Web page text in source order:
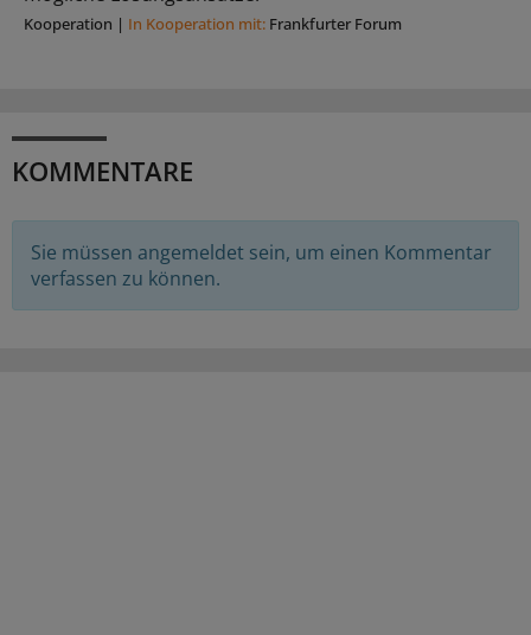
Kooperation | In Kooperation mit: Frankfurter Forum
KOMMENTARE
Sie müssen angemeldet sein, um einen Kommentar
verfassen zu können.